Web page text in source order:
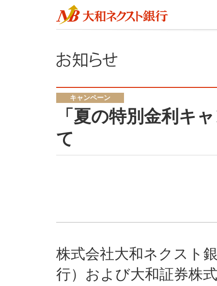
キャンペーン
「夏の特別金利キ
て
株式会社大和ネクスト
行）および大和証券株